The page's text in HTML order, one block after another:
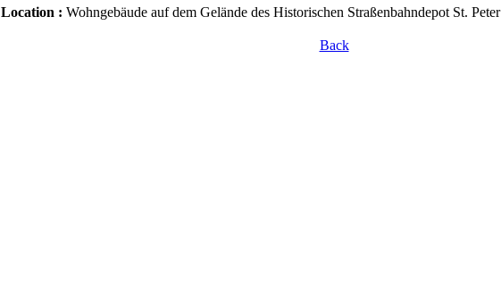
Location : Wohngebäude auf dem Gelände des Historischen Straßenbahndepot St. Peter
Back